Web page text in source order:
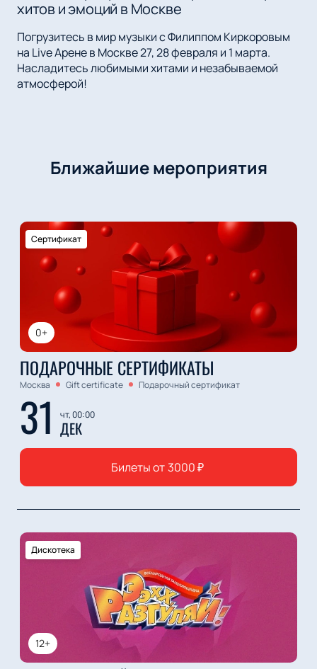
хитов и эмоций в Москве
Погрузитесь в мир музыки с Филиппом Киркоровым
на Live Арене в Москве 27, 28 февраля и 1 марта.
Насладитесь любимыми хитами и незабываемой
атмосферой!
Ближайшие мероприятия
0+
Сертификат
ПОДАРОЧНЫЕ СЕРТИФИКАТЫ
Москва Gift certificate Подарочный сертификат
31 чт, 00:00
ДЕК
Билеты от 3000₽
12+
Дискотека